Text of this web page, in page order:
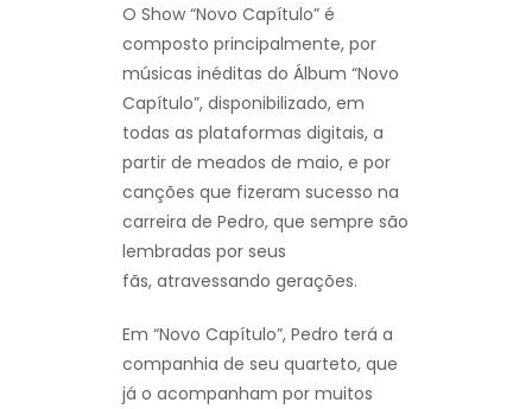
O Show “Novo Capítulo” é
composto principalmente, por
músicas inéditas do Álbum “Novo
Capítulo”, disponibilizado, em
todas as plataformas digitais, a
partir de meados de maio, e por
canções que fizeram sucesso na
carreira de Pedro, que sempre são
lembradas por seus
fãs, atravessando gerações.
Em “Novo Capítulo”, Pedro terá a
companhia de seu quarteto, que
já o acompanham por muitos